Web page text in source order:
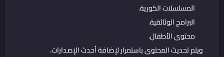
المسلسلات الكورية.
البرامج الوثائقية.
محتوى الأطفال.
ويتم تحديث المحتوى باستمرار لإضافة أحدث الإصدارات.